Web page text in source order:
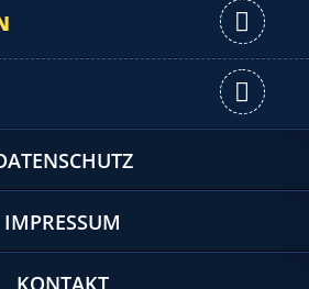
IMPRESSUM
KONTAKT